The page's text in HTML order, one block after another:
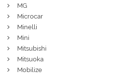
MG
Microcar
Minelli
Mini
Mitsubishi
Mitsuoka
Mobilize